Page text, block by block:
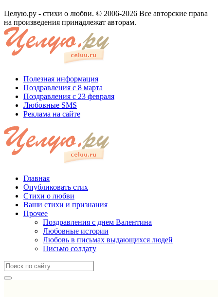
Целую.ру - стихи о любви. © 2006-2026 Все авторские права
на произведения принадлежат авторам.
Полезная информация
Поздравления с 8 марта
Поздравления с 23 февраля
Любовные SMS
Реклама на сайте
Главная
Опубликовать стих
Стихи о любви
Ваши стихи и признания
Прочее
Поздравления с днем Валентина
Любовные истории
Любовь в письмах выдающихся людей
Письмо солдату